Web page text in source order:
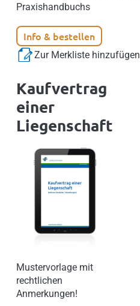
Praxishandbuchs
Info & bestellen
Zur Merkliste hinzufügen
Kaufvertrag
einer
Liegenschaft
Mustervorlage mit
rechtlichen
Anmerkungen!